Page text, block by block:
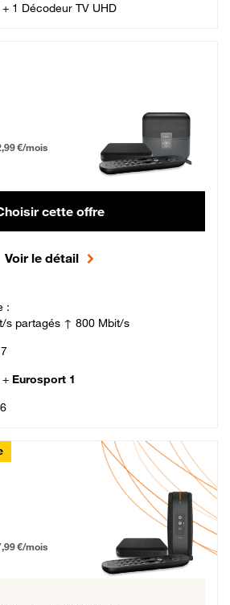
1 Décodeur TV UHD
Fibre
12 mois puis 42,99 € par mois, Engagement 12 mois
€/mois
cette offre
Voir le détail
:
s partagés ↑ 800 Mbit/s
+ Eurosport 1
Fibre
12 mois puis 57,99 € par mois, Engagement 12 mois
€/mois